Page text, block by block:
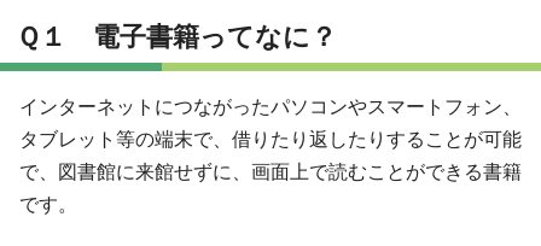
Ｑ１ 電子書籍ってなに？
インターネットにつながったパソコンやスマートフォン、
タブレット等の端末で、借りたり返したりすることが可能
で、図書館に来館せずに、画面上で読むことができる書籍
です。